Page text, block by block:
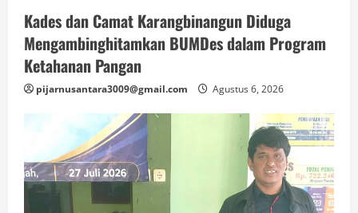
Kades dan Camat Karangbinangun Diduga
Mengambinghitamkan BUMDes dalam Program
Ketahanan Pangan
pijarnusantara3009@gmail.com Agustus 6, 2026